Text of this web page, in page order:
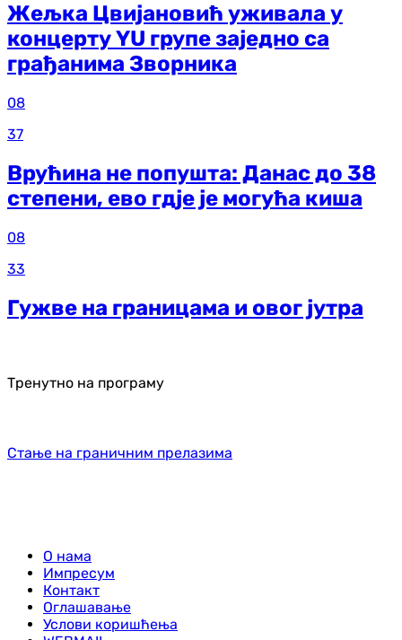
Жељка Цвијановић уживала у
концерту YU групе заједно са
грађанима Зворника
08
37
Врућина не попушта: Данас до 38
степени, ево гдје је могућа киша
08
33
Гужве на границама и овог јутра
Тренутно на програму
Стање на граничним прелазима
О нама
Импресум
Контакт
Оглашавање
Услови коришћења